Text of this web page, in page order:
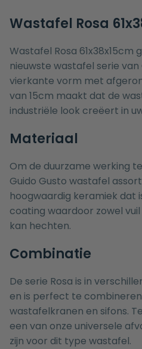
Wastafel Rosa
Wastafel Rosa
nieuwste wastafel serie
vierkante vorm met
van 15cm maakt dat de
industriële look creëert in
Materiaal
Om de duurzame werking
Guido Gusto wastafel
hoogwaardig keramiek dat
coating waardoor zowel
kan hechten.
Combinatie
De serie Rosa is in
en is perfect te
wastafelkranen en sifons.
een van onze universele
zijn voor dit type wastafel.